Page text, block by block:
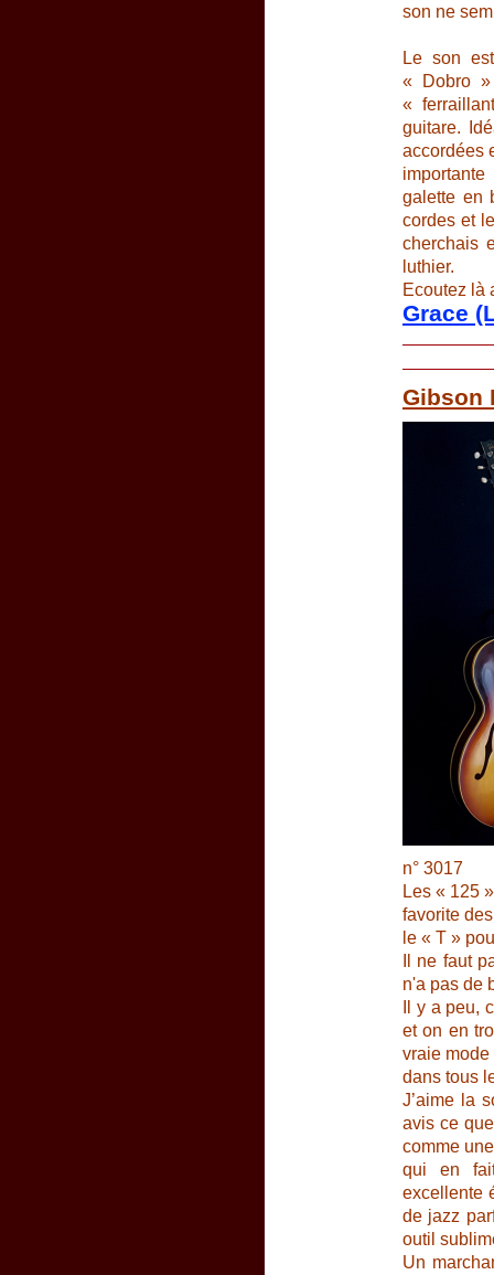
son ne
Le son
« Dobro
«
guitare.
accordées
galette en
cordes et
cherchais
luthier.
Ecoutez là
Grace
Gibson
n° 3017
Les « 125
favorite
le « T »
Il ne faut
n'a pas de
Il y a peu,
et on en
vraie
dans tous
J’aime la
avis ce
comme
qui en fait
excellente
de jazz
outil
Un